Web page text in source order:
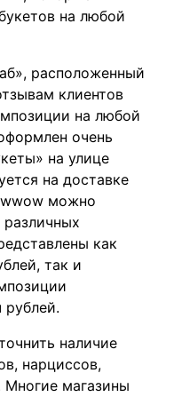
на любой
расположенный
клиентов
на любой
очень
на улице
на доставке
можно
различных
как
так и
наличие
нарциссов,
Многие магазины